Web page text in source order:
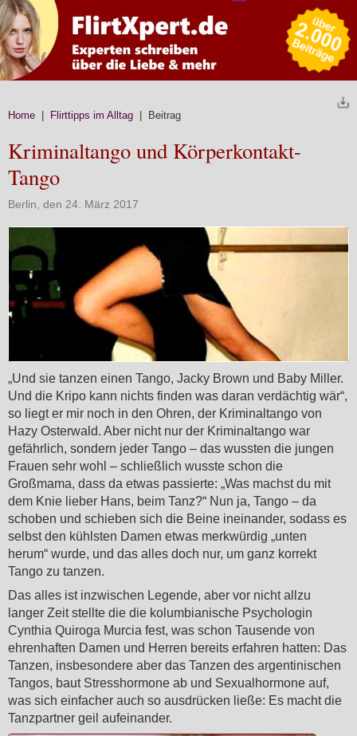
Home Flirttipps im Alltag | Beitrag
Kriminaltango und Körperkontakt-
Tango
Berlin, den 24. März 2017
„Und sie tanzen einen Tango, Jacky Brown und Baby Miller.
Und die Kripo kann nichts finden was daran verdächtig wär“,
so liegt er mir noch in den Ohren, der Kriminaltango von
Hazy Osterwald. Aber nicht nur der Kriminaltango war
gefährlich, sondern jeder Tango – das wussten die jungen
Frauen sehr wohl – schließlich wusste schon die
Großmama, dass da etwas passierte: „Was machst du mit
dem Knie lieber Hans, beim Tanz?“ Nun ja, Tango – da
schoben und schieben sich die Beine ineinander, sodass es
selbst den kühlsten Damen etwas merkwürdig „unten
herum“ wurde, und das alles doch nur, um ganz korrekt
Tango zu tanzen.
Das alles ist inzwischen Legende, aber vor nicht allzu
langer Zeit stellte die die kolumbianische Psychologin
Cynthia Quiroga Murcia fest, was schon Tausende von
ehrenhaften Damen und Herren bereits erfahren hatten: Das
Tanzen, insbesondere aber das Tanzen des argentinischen
Tangos, baut Stresshormone ab und Sexualhormone auf,
was sich einfacher auch so ausdrücken ließe: Es macht die
Tanzpartner geil aufeinander.